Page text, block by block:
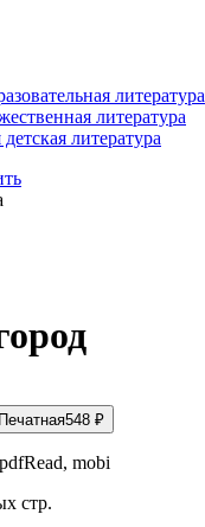
литература
литература
литература
Печатная548 ₽
mobi
стр.